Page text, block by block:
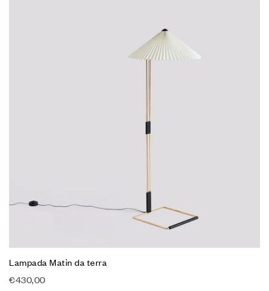
Lampada Matin da terra
€430,00